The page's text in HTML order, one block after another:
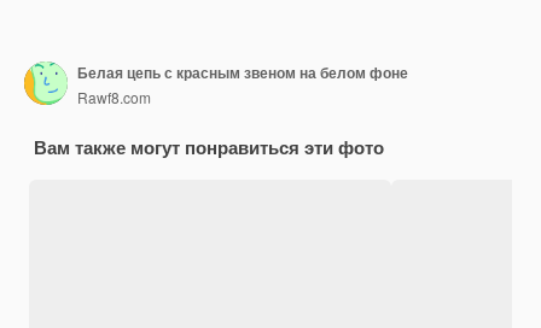
Белая цепь с красным звеном на белом фоне
Rawf8.com
Вам также могут понравиться эти фото